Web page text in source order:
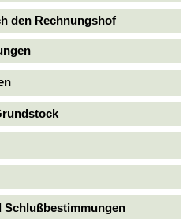
den Rechnungshof
Schlußbestimmungen